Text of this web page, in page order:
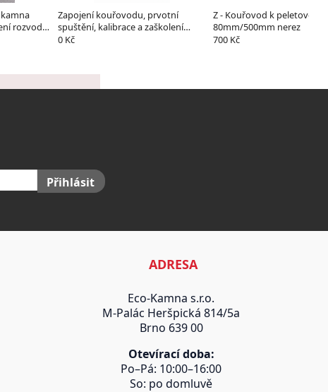
rozvodů
Zapojení kouřovodu, prvotní
spuštění, kalibrace a zaškolení
obsluhy
0 Kč
Z - Kouřovod k peletové
80mm/500mm nerez
700 Kč
Přihlásit
ADRESA
Eco-Kamna s.r.o.
M-Palác Heršpická 814/5a
Brno 639 00
Otevírací doba:
Po–Pá: 10:00–16:00
So: po domluvě